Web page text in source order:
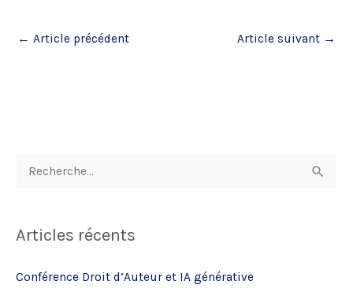
← Article précédent Article suivant →
h
Articles récents
Conférence Droit d’Auteur et IA générative